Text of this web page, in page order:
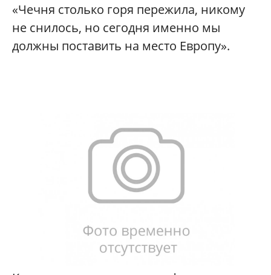
«Чечня столько горя пережила, никому
не снилось, но сегодня именно мы
должны поставить на место Европу».